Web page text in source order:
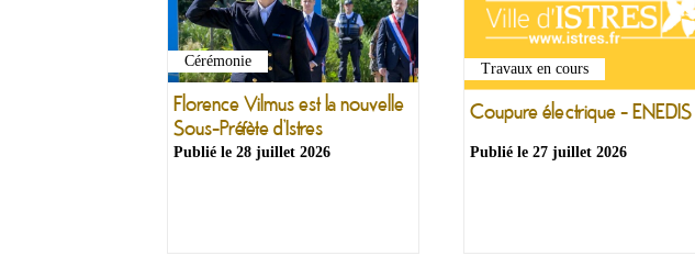
Cérémonie
Florence Vilmus est la nouvelle
Sous-Préfète d’Istres
Publié le 28 juillet 2026
Travaux en cours
Coupure électrique - ENEDIS
Publié le 27 juillet 2026